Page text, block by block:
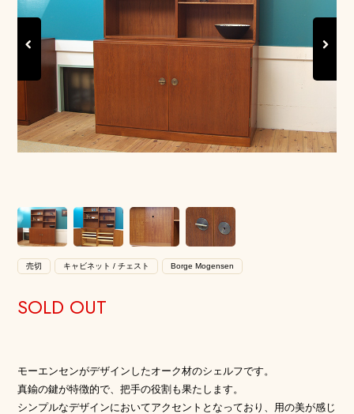
売切 キャビネット / チェスト Borge Mogensen
SOLD OUT
モーエンセンがデザインしたオーク材のシェルフです。
真鍮の鍵が特徴的で、把手の役割も果たします。
シンプルなデザインにおいてアクセントとなっており、用の美が感じ